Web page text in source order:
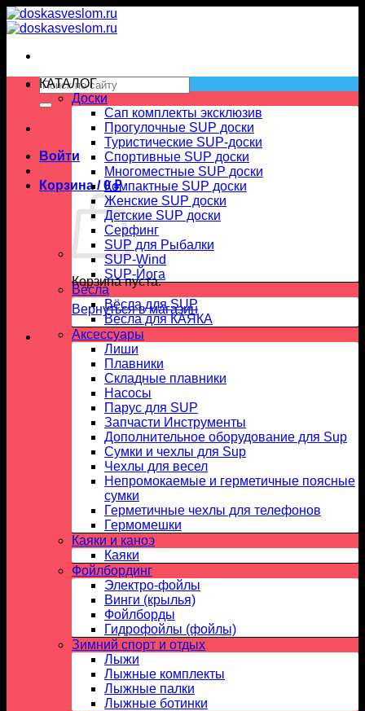
Skip
to
Искать:
Войти
Корзина /0₽
Корзина пуста.
Вернуться в магазин
КАТАЛОГ
Доски
Сап комплекты эксклюзив
Прогулочные SUP доски
Туристические SUP-доски
Спортивные SUP доски
Многоместные SUP доски
Компактные SUP доски
Женские SUP доски
Детские SUP доски
Серфинг
SUP для Рыбалки
SUP-Wind
SUP-Йога
Вёсла
Вёсла для SUP
Весла для КАЯКА
Аксессуары
Лиши
Плавники
Складные плавники
Насосы
Парус для SUP
Запчасти Инструменты
Дополнительное оборудование для Sup
Сумки и чехлы для Sup
Чехлы для весел
Непромокаемые и герметичные поясные
сумки
Герметичные чехлы для телефонов
Гермомешки
Каяки и каноэ
Каяки
Фойлбординг
Электро-фойлы
Винги (крылья)
Фойлборды
Гидрофойлы (фойлы)
Зимний спорт и отдых
Лыжи
Лыжные комплекты
Лыжные палки
Лыжные ботинки